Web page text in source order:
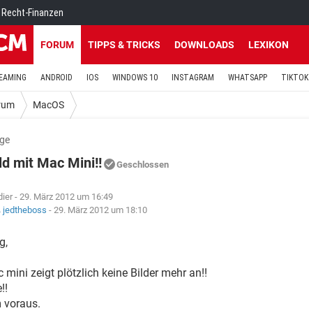
Recht-Finanzen
FORUM TIPPS & TRICKS DOWNLOADS LEXIKON
ANDROID IOS WINDOWS 10 INSTAGRAM WHATSAPP TIKTOK
MacOS
mit Mac Mini!! Geschlossen
- 29. März 2012 um 16:49
jedtheboss - 29. März 2012 um 18:10
mini zeigt plötzlich keine Bilder mehr an!!
voraus.